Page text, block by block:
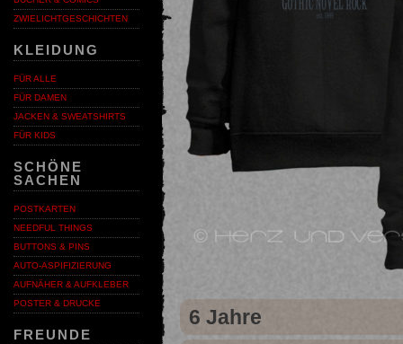
ZWIELICHTGESCHICHTEN
KLEIDUNG
FÜR ALLE
FÜR DAMEN
JACKEN & SWEATSHIRTS
FÜR KIDS
SCHÖNE
SACHEN
POSTKARTEN
NEEDFUL THINGS
BUTTONS & PINS
AUTO-ASPIFIZIERUNG
AUFNÄHER & AUFKLEBER
POSTER & DRUCKE
FREUNDE
6 Jahre